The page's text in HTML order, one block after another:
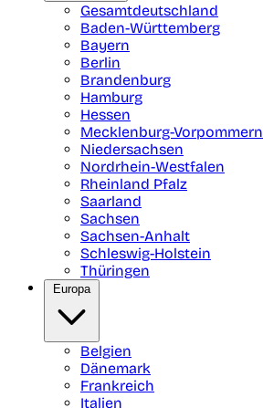
Gesamtdeutschland
Baden-Württemberg
Bayern
Berlin
Brandenburg
Hamburg
Hessen
Mecklenburg-Vorpommern
Niedersachsen
Nordrhein-Westfalen
Rheinland Pfalz
Saarland
Sachsen
Sachsen-Anhalt
Schleswig-Holstein
Thüringen
Europa
Belgien
Dänemark
Frankreich
Italien